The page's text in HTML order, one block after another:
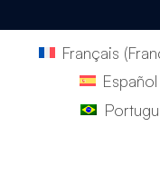
Français (
Español